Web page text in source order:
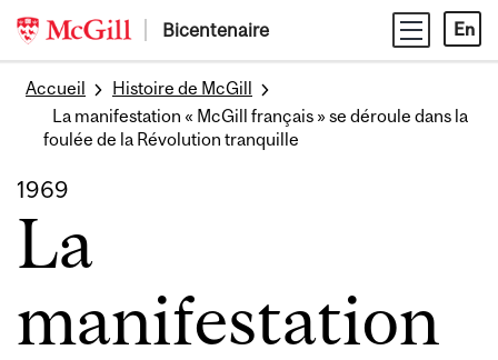
Skip
content
Bicentenaire En
Accueil
Histoire de McGill
La manifestation « McGill français » se déroule dans la
foulée de la Révolution tranquille
1969
La
manifestation